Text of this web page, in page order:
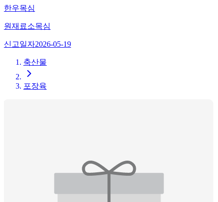
한우목심
원재료소목심
신고일자2026-05-19
축산물
포장육